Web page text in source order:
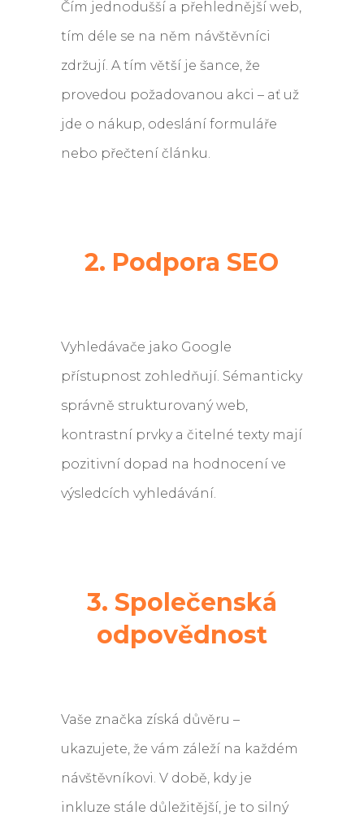
Čím jednodušší a přehlednější web,
tím déle se na něm návštěvníci
zdržují. A tím větší je šance, že
provedou požadovanou akci – ať už
jde o nákup, odeslání formuláře
nebo přečtení článku.
2. Podpora SEO
Vyhledávače jako Google
přístupnost zohledňují. Sémanticky
správně strukturovaný web,
kontrastní prvky a čitelné texty mají
pozitivní dopad na hodnocení ve
výsledcích vyhledávání.
3. Společenská
odpovědnost
Vaše značka získá důvěru –
ukazujete, že vám záleží na každém
návštěvníkovi. V době, kdy je
inkluze stále důležitější, je to silný